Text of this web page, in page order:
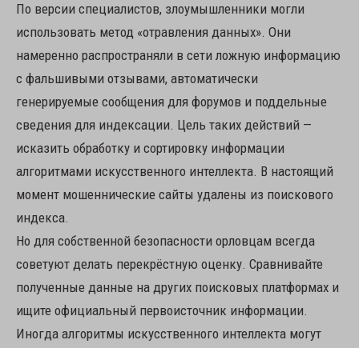
По версии специалистов, злоумышленники могли
использовать метод «отравления данных». Они
намеренно распространяли в сети ложную информацию
с фальшивыми отзывами, автоматически
генерируемые сообщения для форумов и поддельные
сведения для индексации. Цель таких действий —
исказить обработку и сортировку информации
алгоритмами искусственного интеллекта. В настоящий
момент мошеннические сайты удалены из поискового
индекса.
Но для собственной безопасности орловцам всегда
советуют делать перекрёстную оценку. Сравнивайте
полученные данные на других поисковых платформах и
ищите официальный первоисточник информации.
Иногда алгоритмы искусственного интеллекта могут